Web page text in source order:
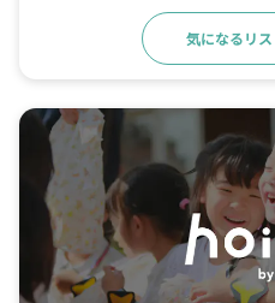
気になるリ